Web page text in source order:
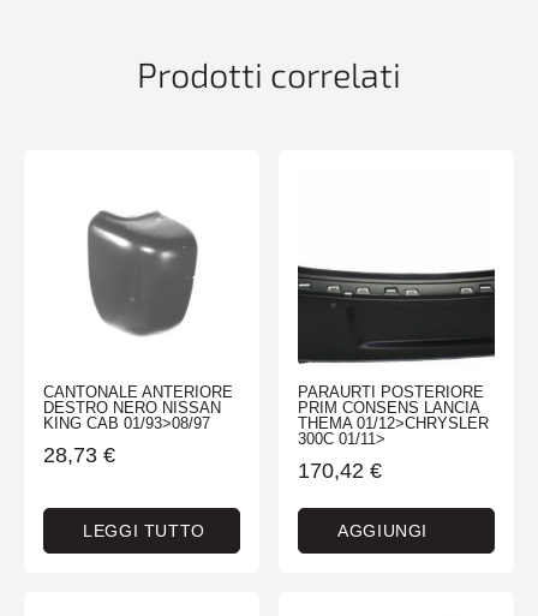
Prodotti correlati
CANTONALE ANTERIORE
DESTRO NERO NISSAN
KING CAB 01/93>08/97
28,73 €
LEGGI TUTTO
PARAURTI POSTERIORE
PRIM CONSENS LANCIA
THEMA 01/12>CHRYSLER
300C 01/11>
170,42 €
AGGIUNGI